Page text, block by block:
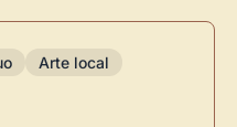
Arte local